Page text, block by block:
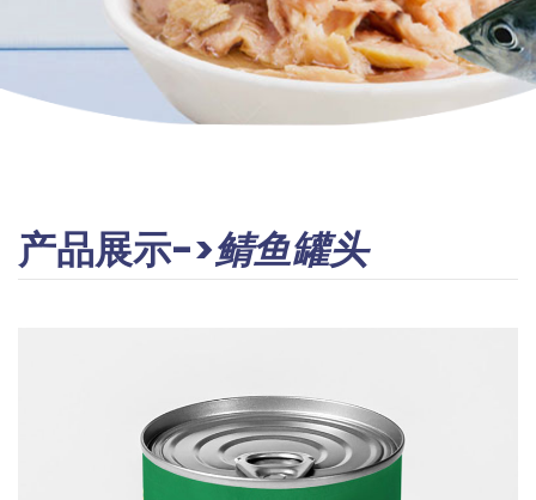
产品展示->鲭鱼罐头